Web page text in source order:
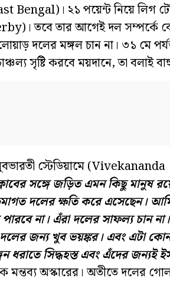
Bengal)। ২১ পয়েন্ট নিয়ে লিগ
তবে তার আগেই দল সম্পর্কে
দলের মঙ্গল চান না। ৩১ মে
সৃষ্টি করবে ময়দানে, তা বলাই
স্টেডিয়ামে (Vivekananda
সঙ্গে জড়িত এমন কিছু মানুষ
দলের ক্ষতি করে এসেছেন।
না। এঁরা দলের সাফল্য চান
জন্য খুব ভয়ঙ্কর। এবং এটা
ধরাতে সিদ্ধহস্ত এবং এঁদের জন্যই
মন্তব্য অস্কারের। অতীতে দলের